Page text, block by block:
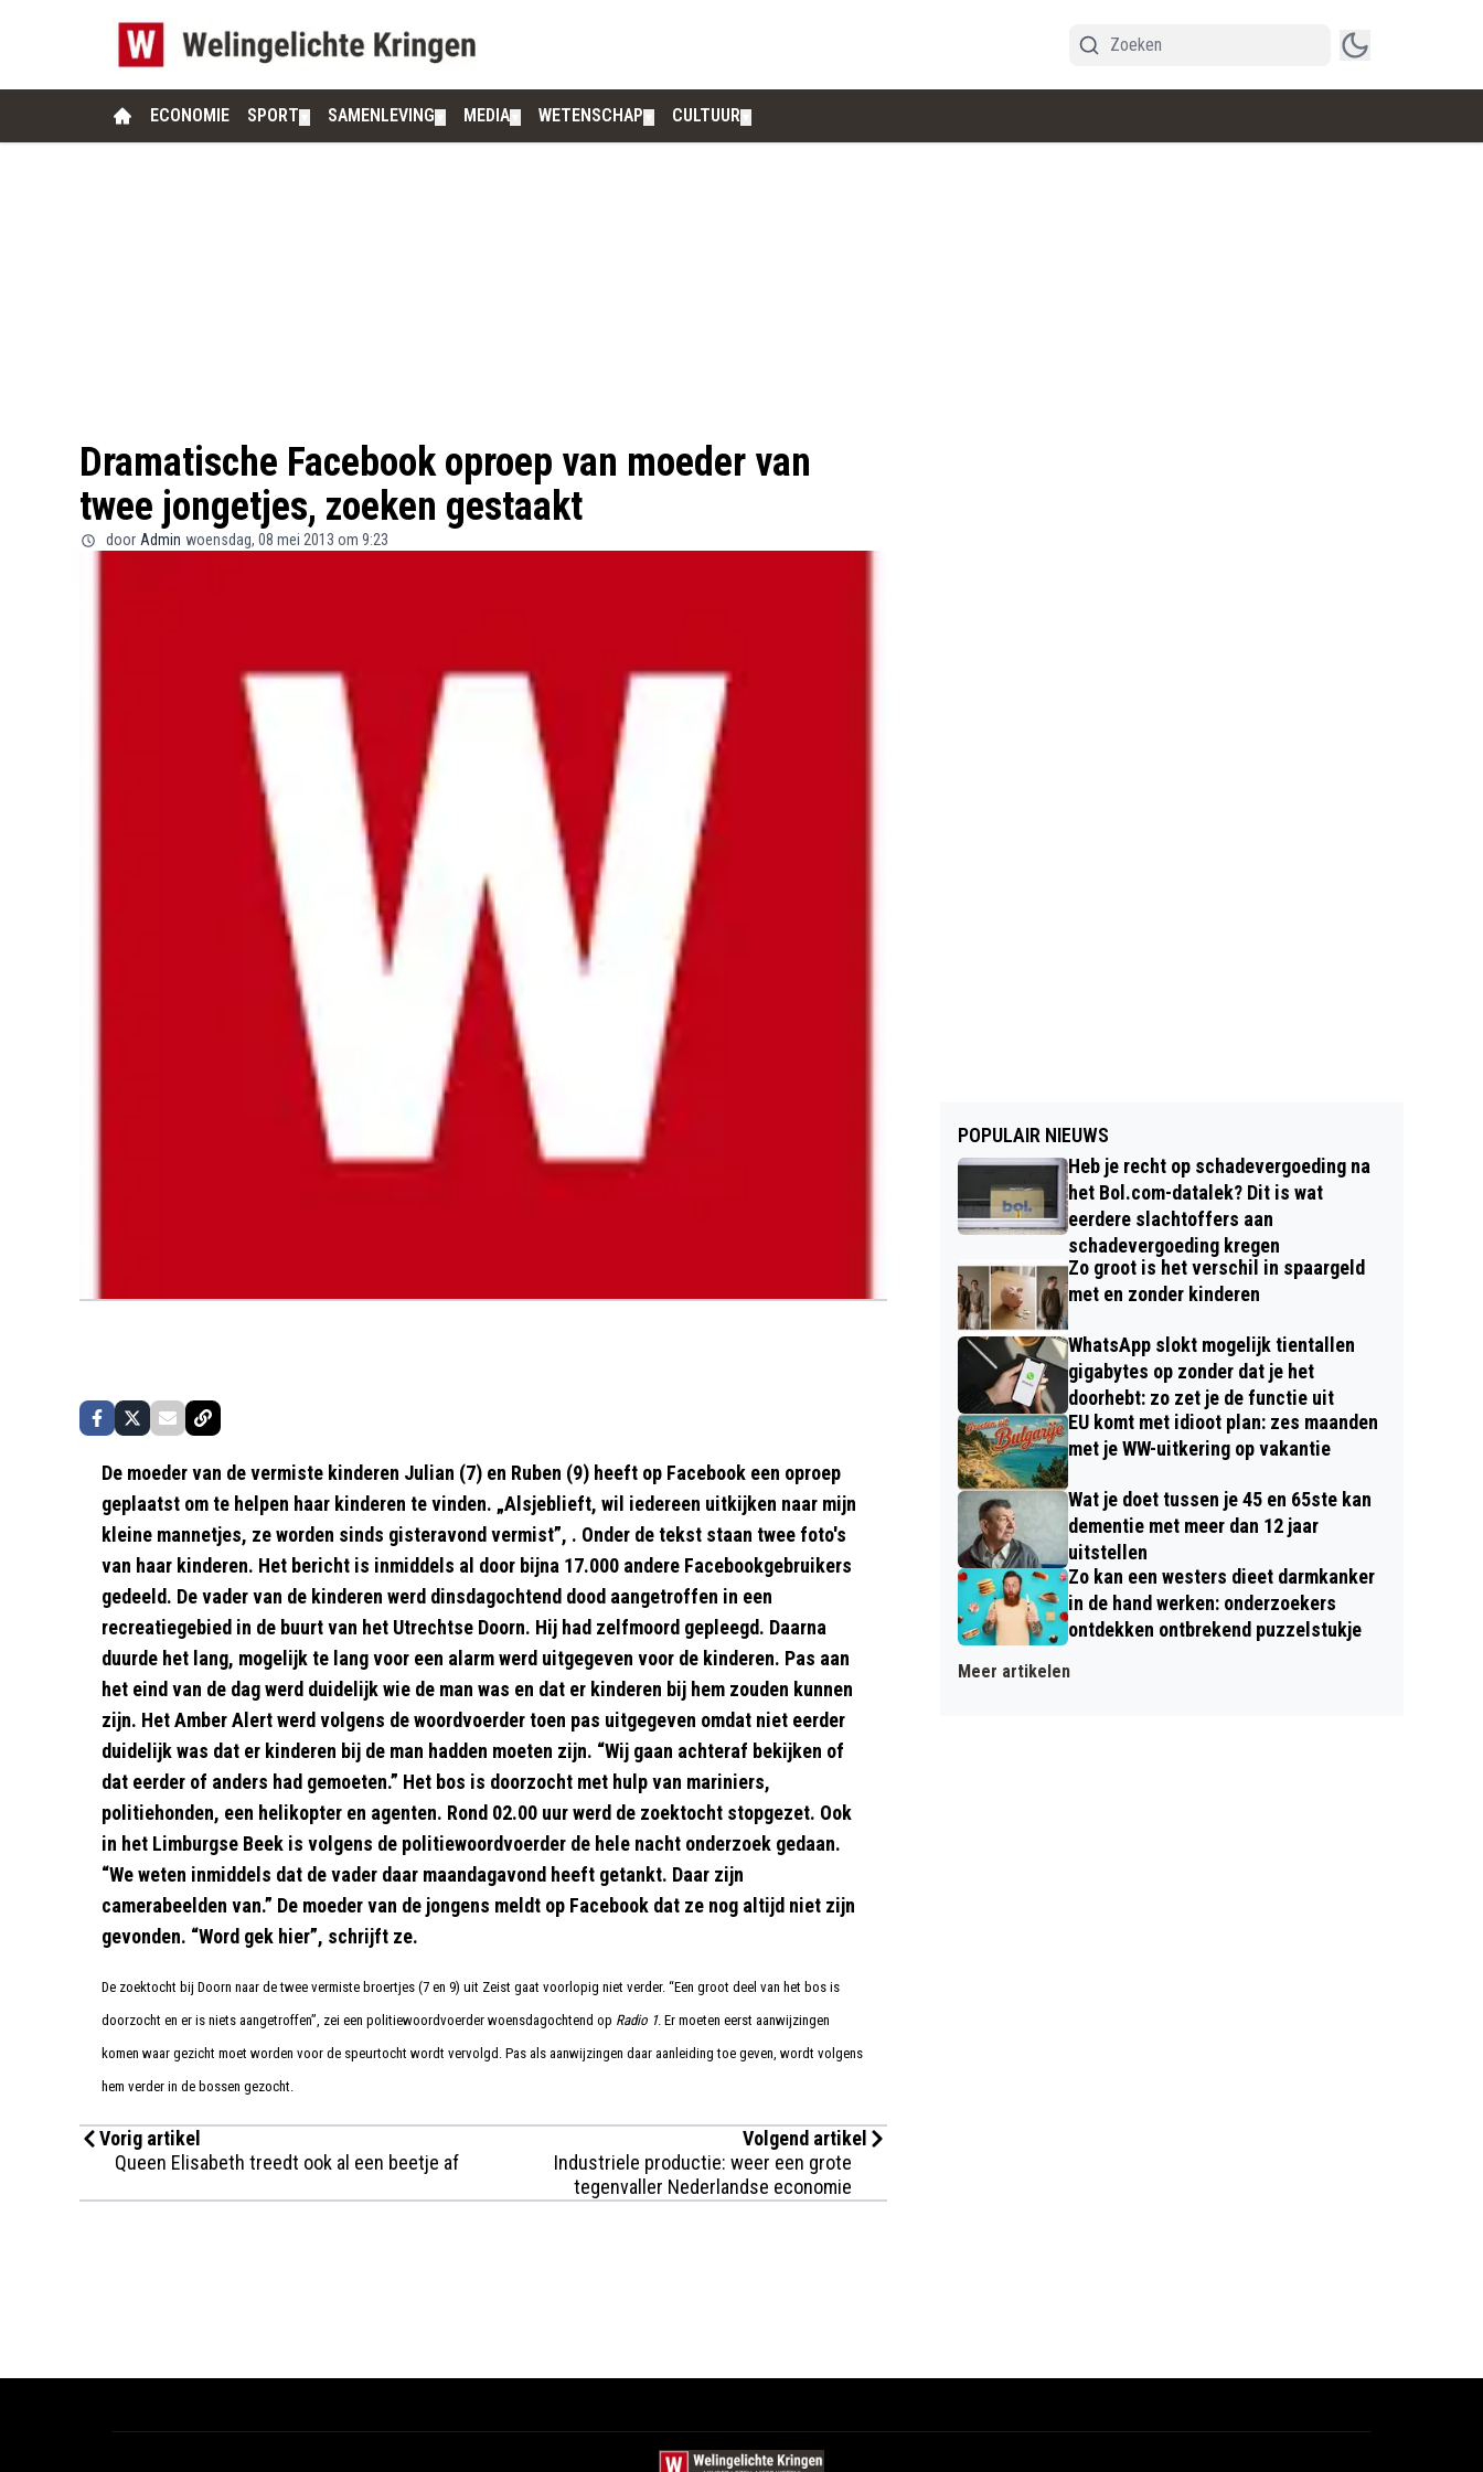
ECONOMIE SPORT SAMENLEVING MEDIA WETENSCHAP CULTUUR
Dramatische Facebook oproep van moeder van
twee jongetjes, zoeken gestaakt
door Admin woensdag, 08 mei 2013 om 9:23
De moeder van de vermiste kinderen Julian (7) en Ruben (9) heeft op Facebook een oproep
geplaatst om te helpen haar kinderen te vinden. „Alsjeblieft, wil iedereen uitkijken naar mijn
kleine mannetjes, ze worden sinds gisteravond vermist”, . Onder de tekst staan twee foto's
van haar kinderen. Het bericht is inmiddels al door bijna 17.000 andere Facebookgebruikers
gedeeld. De vader van de kinderen werd dinsdagochtend dood aangetroffen in een
recreatiegebied in de buurt van het Utrechtse Doorn. Hij had zelfmoord gepleegd. Daarna
duurde het lang, mogelijk te lang voor een alarm werd uitgegeven voor de kinderen. Pas aan
het eind van de dag werd duidelijk wie de man was en dat er kinderen bij hem zouden kunnen
zijn. Het Amber Alert werd volgens de woordvoerder toen pas uitgegeven omdat niet eerder
duidelijk was dat er kinderen bij de man hadden moeten zijn. “Wij gaan achteraf bekijken of
dat eerder of anders had gemoeten.” Het bos is doorzocht met hulp van mariniers,
politiehonden, een helikopter en agenten. Rond 02.00 uur werd de zoektocht stopgezet. Ook
in het Limburgse Beek is volgens de politiewoordvoerder de hele nacht onderzoek gedaan.
“We weten inmiddels dat de vader daar maandagavond heeft getankt. Daar zijn
camerabeelden van.” De moeder van de jongens meldt op Facebook dat ze nog altijd niet zijn
gevonden. “Word gek hier”, schrijft ze.
De zoektocht bij Doorn naar de twee vermiste broertjes (7 en 9) uit Zeist gaat voorlopig niet verder. “Een groot deel van het bos is
doorzocht en er is niets aangetroffen”, zei een politiewoordvoerder woensdagochtend op Radio 1. Er moeten eerst aanwijzingen
komen waar gezicht moet worden voor de speurtocht wordt vervolgd. Pas als aanwijzingen daar aanleiding toe geven, wordt volgens
hem verder in de bossen gezocht.
Vorig artikel
Queen Elisabeth treedt ook al een beetje af
Volgend artikel
Industriele productie: weer een grote
tegenvaller Nederlandse economie
POPULAIR NIEUWS
Heb je recht op schadevergoeding na
het Bol.com-datalek? Dit is wat
eerdere slachtoffers aan
schadevergoeding kregen
Zo groot is het verschil in spaargeld
met en zonder kinderen
WhatsApp slokt mogelijk tientallen
gigabytes op zonder dat je het
doorhebt: zo zet je de functie uit
EU komt met idioot plan: zes maanden
met je WW-uitkering op vakantie
Wat je doet tussen je 45 en 65ste kan
dementie met meer dan 12 jaar
uitstellen
Zo kan een westers dieet darmkanker
in de hand werken: onderzoekers
ontdekken ontbrekend puzzelstukje
Meer artikelen